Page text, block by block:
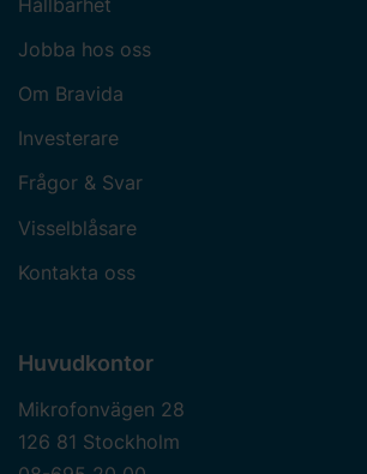
Hållbarhet
Jobba hos oss
Om Bravida
Investerare
Frågor & Svar
Visselblåsare
Kontakta oss
Huvudkontor
Mikrofonvägen 28
126 81 Stockholm